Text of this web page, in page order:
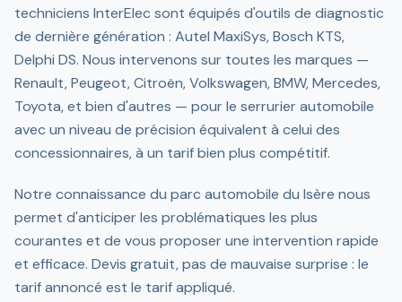
techniciens InterElec sont équipés d'outils de diagnostic
de dernière génération : Autel MaxiSys, Bosch KTS,
Delphi DS. Nous intervenons sur toutes les marques —
Renault, Peugeot, Citroën, Volkswagen, BMW, Mercedes,
Toyota, et bien d'autres — pour le serrurier automobile
avec un niveau de précision équivalent à celui des
concessionnaires, à un tarif bien plus compétitif.
Notre connaissance du parc automobile du Isère nous
permet d'anticiper les problématiques les plus
courantes et de vous proposer une intervention rapide
et efficace. Devis gratuit, pas de mauvaise surprise : le
tarif annoncé est le tarif appliqué.